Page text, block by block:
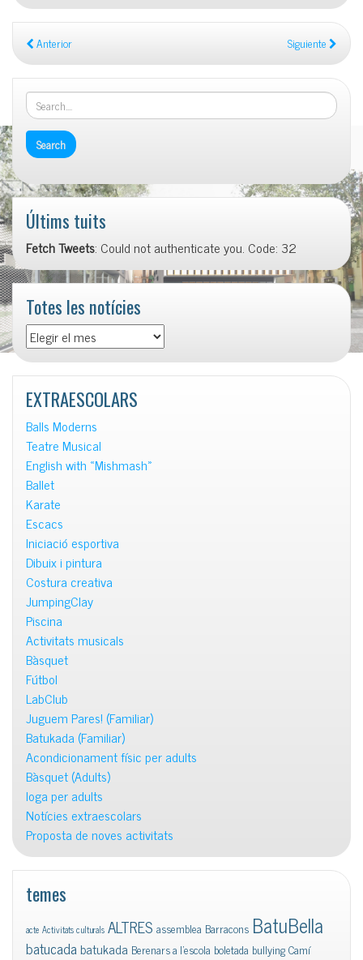
Anterior Siguiente
Últims tuits
Fetch Tweets: Could not authenticate you. Code: 32
Totes les notícies
Totes
les
notícies
EXTRAESCOLARS
Balls Moderns
Teatre Musical
English with «Mishmash»
Ballet
Karate
Escacs
Iniciació esportiva
Dibuix i pintura
Costura creativa
JumpingClay
Piscina
Activitats musicals
Bàsquet
Fútbol
LabClub
Juguem Pares! (Familiar)
Batukada (Familiar)
Acondicionament físic per adults
Bàsquet (Adults)
Ioga per adults
Notícies extraescolars
Proposta de noves activitats
temes
acte Activitats culturals ALTRES assemblea Barracons BatuBella
batucadabatukada Berenars a l'escola boletada bullyingCamí